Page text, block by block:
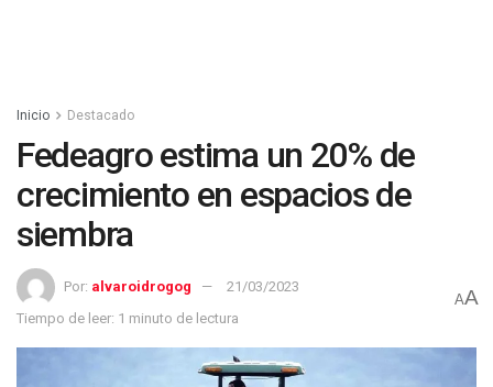
Inicio Destacado
Fedeagro estima un 20% de
crecimiento en espacios de
siembra
Por: alvaroidrogog
21/03/2023
Tiempo de leer: 1 minuto de lectura
AA